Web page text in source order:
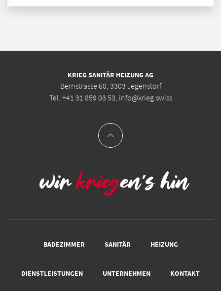
KRIEG SANITÄR HEIZUNG AG
Bernstrasse 60, 3303 Jegenstorf
Tel. +41 31 859 03 53 info@krieg.swiss
BADEZIMMER SANITÄR HEIZUNG
DIENSTLEISTUNGEN UNTERNEHMEN KONTAKT